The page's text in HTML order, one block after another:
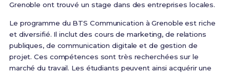
Grenoble ont trouvé un stage dans des entreprises locales.
Le programme du BTS Communication à Grenoble est riche
et diversifié. Il inclut des cours de marketing, de relations
publiques, de communication digitale et de gestion de
projet. Ces compétences sont très recherchées sur le
marché du travail. Les étudiants peuvent ainsi acquérir une